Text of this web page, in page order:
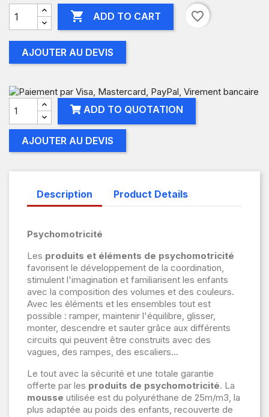
 ADD TO CART favorite_border
AJOUTER AU DEVIS
ADD TO QUOTATION
AJOUTER AU DEVIS
Description Product Details
Psychomotricité
Les produits et éléments de psychomotricité
favorisent le développement de la coordination,
stimulent l'imagination et familiarisent les enfants
avec la composition des volumes et des couleurs.
Avec les éléments et les ensembles tout est
possible : ramper, maintenir l'équilibre, glisser,
monter, descendre et sauter grâce aux différents
circuits qui peuvent être construits avec des
vagues, des rampes, des escaliers...
Le tout avec la sécurité et une totale garantie
offerte par les produits de psychomotricité. La
mousse utilisée est du polyuréthane de 25m/m3, la
plus adaptée au poids des enfants, recouverte de